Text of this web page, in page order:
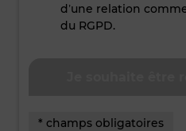
d’une relation
du RGPD.
* champs obligatoires